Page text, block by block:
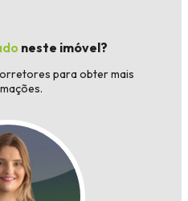
neste imóvel?
para obter mais